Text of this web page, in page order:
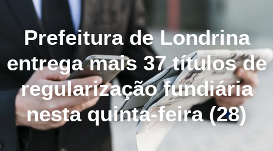
Prefeitura de Londrina
entrega mais 37 títulos de
regularização fundiária
nesta quinta-feira (28)